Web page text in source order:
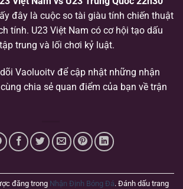
đây là cuộc so tài giàu tính chiến thuật
tính. U23 Việt Nam có cơ hội tạo dấu
trung và lối chơi kỷ luật.
Vaoluoitv để cập nhật những nhận
chia sẻ quan điểm của bạn về trận
đăng trong Nhận Định Bóng Đá. Đánh dấu trang